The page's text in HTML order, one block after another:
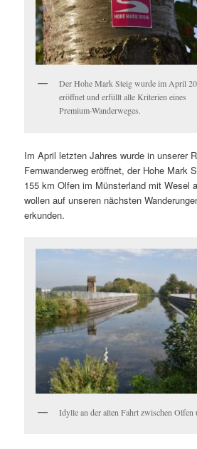
Der Hohe Mark Steig wurde im April
eröffnet und erfüllt alle Kriterien eines
Premium-Wanderweges.
Im April letzten Jahres wurde in unserer
Fernwanderweg eröffnet, der Hohe Mark
155 km Olfen im Münsterland mit Wesel
wollen auf unseren nächsten
erkunden.
Idylle an der alten Fahrt zwischen Olfen